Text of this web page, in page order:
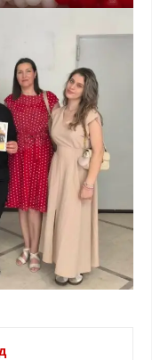
БАРАЊЕ
ДЕЈНОСТ